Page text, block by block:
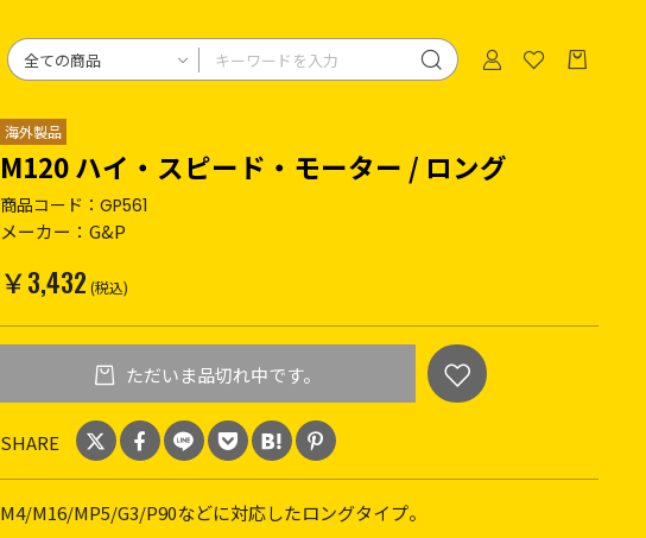
海外製品
M120 ハイ・スピード・モーター / ロング
商品コード：GP561
メーカー：G&P
￥3,432 (税込)
ただいま品切れ中です。
SHARE
M4/M16/MP5/G3/P90などに対応したロングタイプ。